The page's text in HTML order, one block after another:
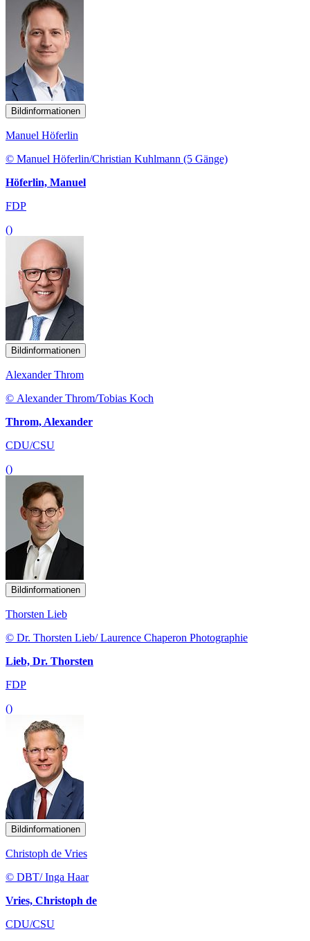
Bildinformationen
Manuel Höferlin
© Manuel Höferlin/Christian Kuhlmann (5 Gänge)
Höferlin, Manuel
FDP
()
Bildinformationen
Alexander Throm
© Alexander Throm/Tobias Koch
Throm, Alexander
CDU/CSU
()
Bildinformationen
Thorsten Lieb
© Dr. Thorsten Lieb/ Laurence Chaperon Photographie
Lieb, Dr. Thorsten
FDP
()
Bildinformationen
Christoph de Vries
© DBT/ Inga Haar
Vries, Christoph de
CDU/CSU